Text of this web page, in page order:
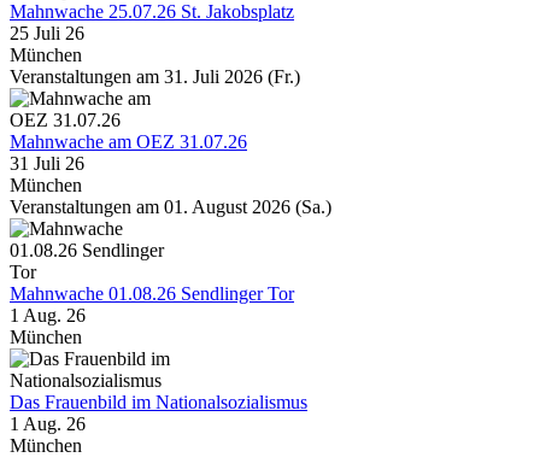
Mahnwache 25.07.26 St. Jakobsplatz
25 Juli 26
München
Veranstaltungen am 31. Juli 2026 (Fr.)
Mahnwache am OEZ 31.07.26
31 Juli 26
München
Veranstaltungen am 01. August 2026 (Sa.)
Mahnwache 01.08.26 Sendlinger Tor
1 Aug. 26
München
Das Frauenbild im Nationalsozialismus
1 Aug. 26
München